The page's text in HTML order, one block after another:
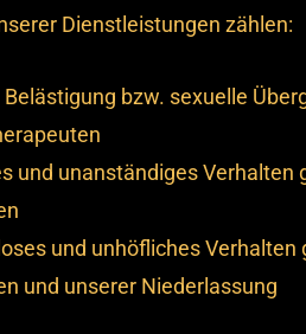
Dienstleistungen zählen:
Belästigung bzw. sexuelle
und unanständiges Verhalten
und unhöfliches Verhalten
und unserer Niederlassung